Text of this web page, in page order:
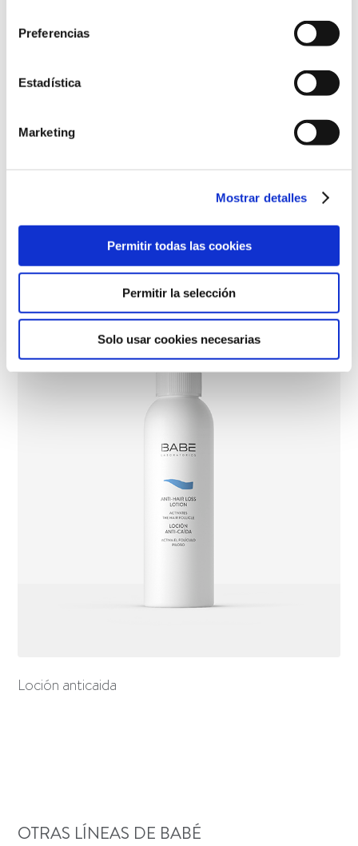
Preferencias
Estadística
Marketing
Mostrar detalles
Permitir todas las cookies
Permitir la selección
Solo usar cookies necesarias
Loción anticaida
OTRAS LÍNEAS DE BABÉ